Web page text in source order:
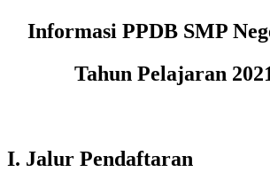
Informasi PPDB SMP
Tahun Pelajaran
I. Jalur Pendaftaran